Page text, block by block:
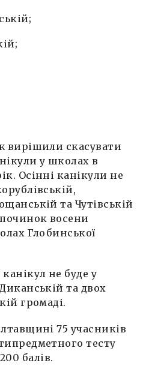
вирішили скасувати
у школах в
Осінні канікули не
та Чутівській
восени
Глобинської
не буде у
та двох
громаді.
75 учасників
тесту
200 балів.